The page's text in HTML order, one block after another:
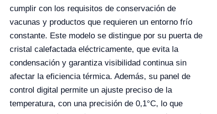
cumplir con los requisitos de conservación de
vacunas y productos que requieren un entorno frío
constante. Este modelo se distingue por su puerta de
cristal calefactada eléctricamente, que evita la
condensación y garantiza visibilidad continua sin
afectar la eficiencia térmica. Además, su panel de
control digital permite un ajuste preciso de la
temperatura, con una precisión de 0,1°C, lo que